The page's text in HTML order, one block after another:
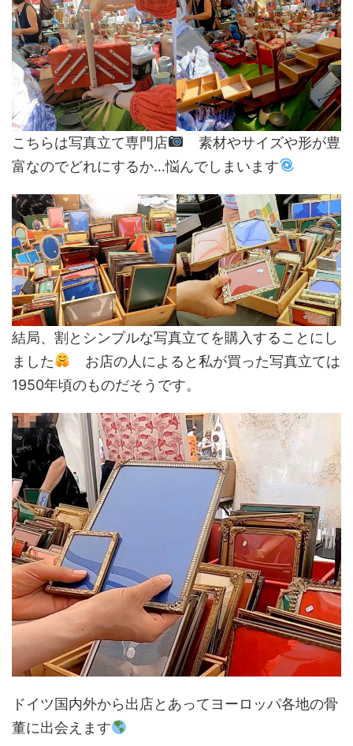
こちらは写真立て専門店
素材やサイズや形が豊
富なのでどれにするか…悩んでしまいます
結局、割とシンプルな写真立てを購入することにし
ました
お店の人によると私が買った写真立ては
1950年頃のものだそうです。
ドイツ国内外から出店とあってヨーロッパ各地の骨
董に出会えます